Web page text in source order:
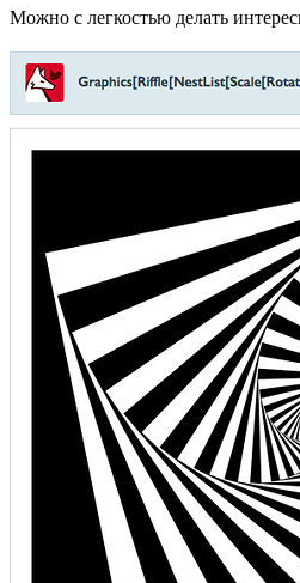
Можно с легкостью делать